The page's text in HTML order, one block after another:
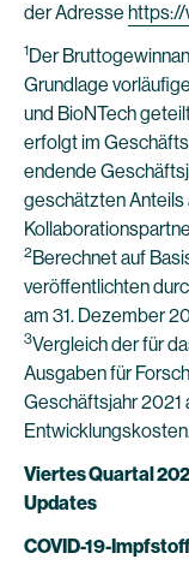
der Adresse
1Der
Grundlage
und BioNTech
erfolgt im
endende
geschätzten
2Berechnet auf
veröffentlichten
am 31. Dezember
3Vergleich der für
Ausgaben für
Geschäftsjahr 2021
Viertes Quartal
Updates
COVID-19-